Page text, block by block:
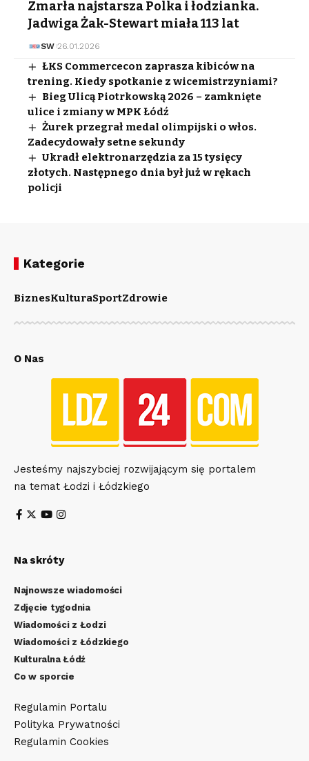
Zmarła najstarsza Polka i łodzianka.
Jadwiga Żak-Stewart miała 113 lat
SW 26.01.2026
ŁKS Commercecon zaprasza kibiców na
trening. Kiedy spotkanie z wicemistrzyniami?
Bieg Ulicą Piotrkowską 2026 – zamknięte
ulice i zmiany w MPK Łódź
Żurek przegrał medal olimpijski o włos.
Zadecydowały setne sekundy
Ukradł elektronarzędzia za 15 tysięcy
złotych. Następnego dnia był już w rękach
policji
Kategorie
BiznesKulturaSportZdrowie
O Nas
Jesteśmy najszybciej rozwijającym się portalem
na temat Łodzi i Łódzkiego
Na skróty
Najnowsze wiadomości
Zdjęcie tygodnia
Wiadomości z Łodzi
Wiadomości z Łódzkiego
Kulturalna Łódź
Co w sporcie
Regulamin Portalu
Polityka Prywatności
Regulamin Cookies